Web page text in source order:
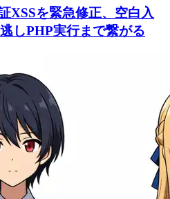
XSSを緊急修正、空白入
しPHP実行まで繋がる